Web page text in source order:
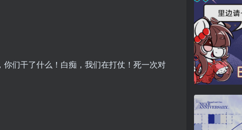
们干了什么！白痴，我们在打仗！死一次对